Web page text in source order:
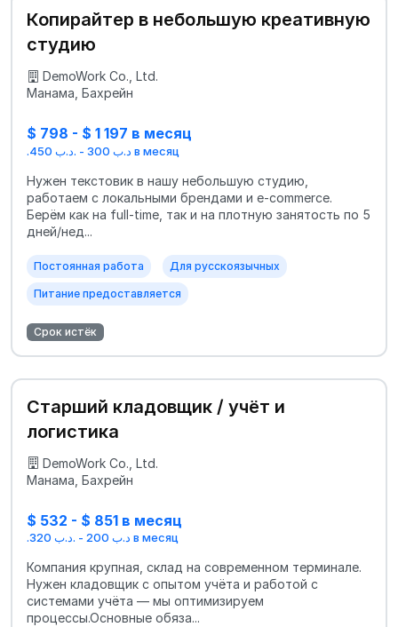
Копирайтер в небольшую креативную
студию
DemoWork Co., Ltd.
Манама, Бахрейн
$ 798 - $ 1 197 в месяц
.د.ب 300 - .د.ب 450 в месяц
Нужен текстовик в нашу небольшую студию,
работаем с локальными брендами и e‑commerce.
Берём как на full‑time, так и на плотную занятость по 5
дней/нед...
Постоянная работа Для русскоязычных
Питание предоставляется
Срок истёк
Старший кладовщик / учёт и
логистика
DemoWork Co., Ltd.
Манама, Бахрейн
$ 532 - $ 851 в месяц
.د.ب 200 - .د.ب 320 в месяц
Компания крупная, склад на современном терминале.
Нужен кладовщик с опытом учёта и работой с
системами учёта — мы оптимизируем
процессы.Основные обяза...